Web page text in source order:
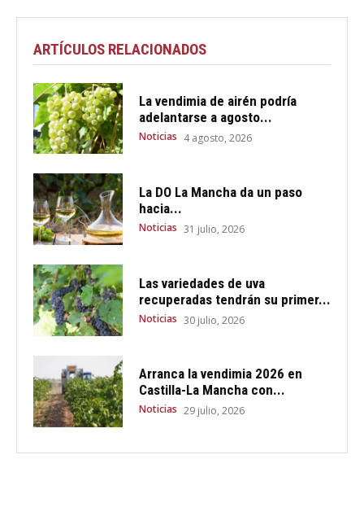
ARTÍCULOS RELACIONADOS
La vendimia de airén podría
adelantarse a agosto...
Noticias 4 agosto, 2026
La DO La Mancha da un paso
hacia...
Noticias 31 julio, 2026
Las variedades de uva
recuperadas tendrán su primer...
Noticias 30 julio, 2026
Arranca la vendimia 2026 en
Castilla-La Mancha con...
Noticias 29 julio, 2026